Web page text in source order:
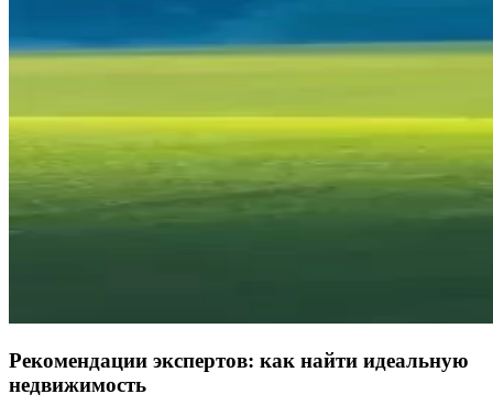
Рекомендации экспертов: как найти идеальную
недвижимость